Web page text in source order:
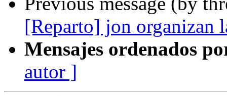
[Reparto] jon organizan
Mensajes ordenados
autor ]